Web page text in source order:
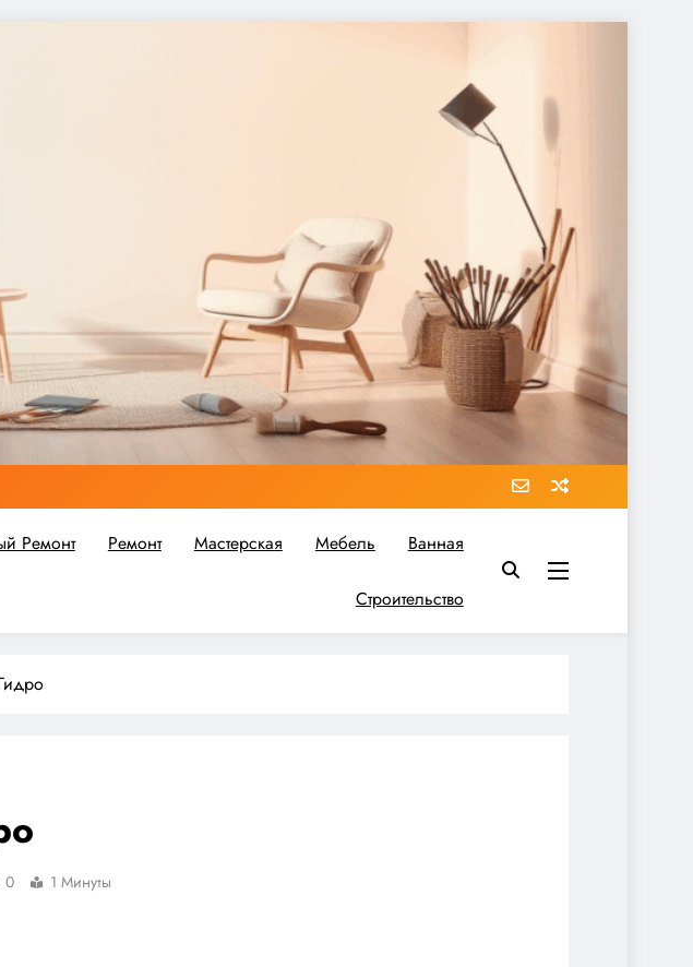
в Мастерской Советов вы найдете все необходимое для реализации своих идей!
Ремонт Ремонт Мастерская Мебель Ванная
Строительство
0 1 Минуты